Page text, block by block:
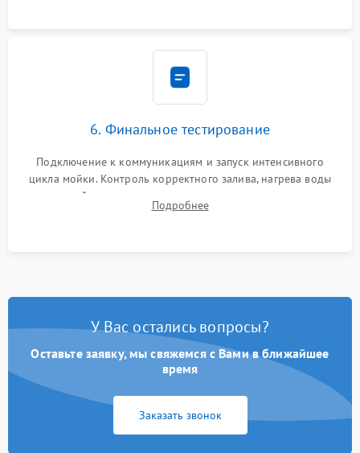
6. Финальное тестирование
Подключение к коммуникациям и запуск интенсивного
цикла мойки. Контроль корректного залива, нагрева воды
до нужной температуры, отсутствия посторонних шумов,
штатного слива и абсолютной сухости в поддоне.
Подробнее
У Вас остались вопросы?
Оставьте заявку, мы свяжемся с Вами в ближайшее
время
Заказать звонок